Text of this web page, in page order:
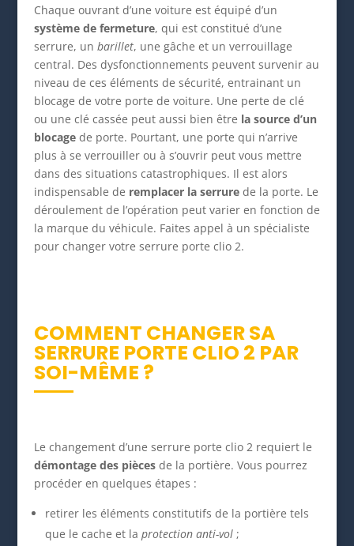
Chaque ouvrant d’une voiture est équipé d’un
système de fermeture, qui est constitué d’une
serrure, un barillet, une gâche et un verrouillage
central. Des dysfonctionnements peuvent survenir au
niveau de ces éléments de sécurité, entrainant un
blocage de votre porte de voiture. Une perte de clé
ou une clé cassée peut aussi bien être la source d’un
blocagede porte. Pourtant, une porte qui n’arrive
plus à se verrouiller ou à s’ouvrir peut vous mettre
dans des situations catastrophiques. Il est alors
indispensable de remplacer la serrurede la porte. Le
déroulement de l’opération peut varier en fonction de
la marque du véhicule. Faites appel à un spécialiste
pour changer votre serrure porte clio 2.
COMMENT CHANGER SA
SERRURE PORTE CLIO 2 PAR
SOI-MÊME ?
Le changement d’une serrure porte clio 2 requiert le
démontage des piècesde la portière. Vous pourrez
procéder en quelques étapes :
retirer les éléments constitutifs de la portière tels
que le cache et la protection anti-vol;